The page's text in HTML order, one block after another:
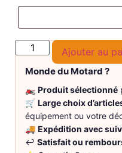
Ajouter au
Monde du Motard ?
🏍️ Produit sélectionné
🛒 Large choix
équipement ou votre
🚚 Expédition avec
↩️ Satisfait ou